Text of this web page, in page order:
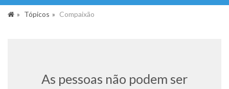
Tópicos Compaixão
As pessoas não podem ser